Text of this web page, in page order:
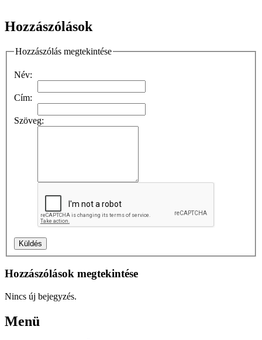
Hozzászólások
Hozzászólás megtekintése
Név:
Cím:
Szöveg:
Hozzászólások megtekintése
Nincs új bejegyzés.
Menü